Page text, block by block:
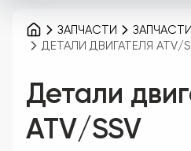
ЗАПЧАСТИ
ЗАПЧАСТИ
ДЕТАЛИ ДВИГАТЕЛЯ ATV/
Детали
ATV/SSV